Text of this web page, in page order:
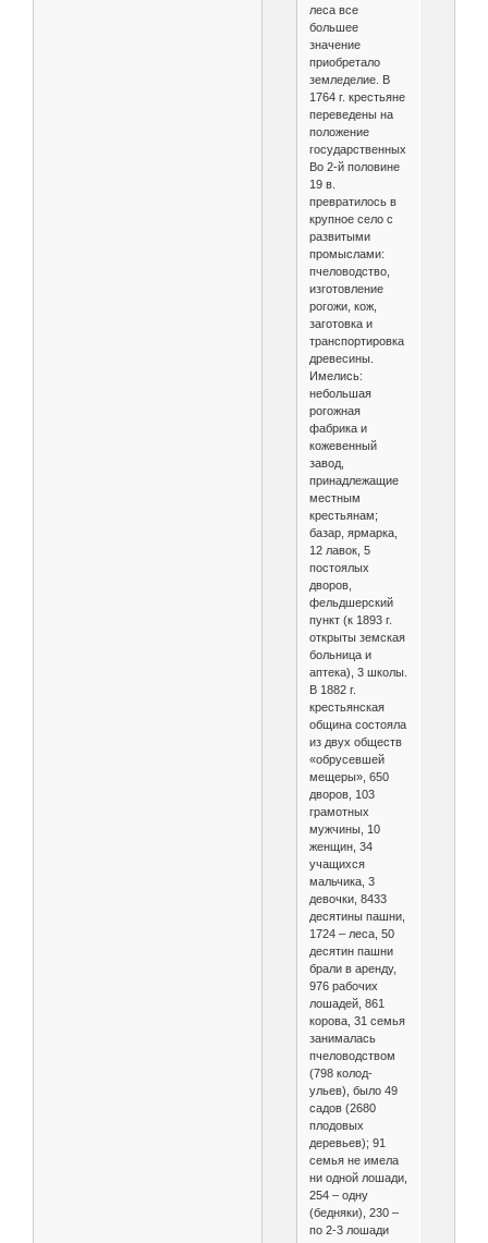
леса все
большее
значение
приобретало
земледелие. В
1764 г. крестьяне
переведены на
положение
государственных.
Во 2-й половине
19 в.
превратилось в
крупное село с
развитыми
промыслами:
пчеловодство,
изготовление
рогожи, кож,
заготовка и
транспортировка
древесины.
Имелись:
небольшая
рогожная
фабрика и
кожевенный
завод,
принадлежащие
местным
крестьянам;
базар, ярмарка,
12 лавок, 5
постоялых
дворов,
фельдшерский
пункт (к 1893 г.
открыты земская
больница и
аптека), 3 школы.
В 1882 г.
крестьянская
община состояла
из двух обществ
«обрусевшей
мещеры», 650
дворов, 103
грамотных
мужчины, 10
женщин, 34
учащихся
мальчика, 3
девочки, 8433
десятины пашни,
1724 – леса, 50
десятин пашни
брали в аренду,
976 рабочих
лошадей, 861
корова, 31 семья
занималась
пчеловодством
(798 колод-
ульев), было 49
садов (2680
плодовых
деревьев); 91
семья не имела
ни одной лошади,
254 – одну
(бедняки), 230 –
по 2-3 лошади